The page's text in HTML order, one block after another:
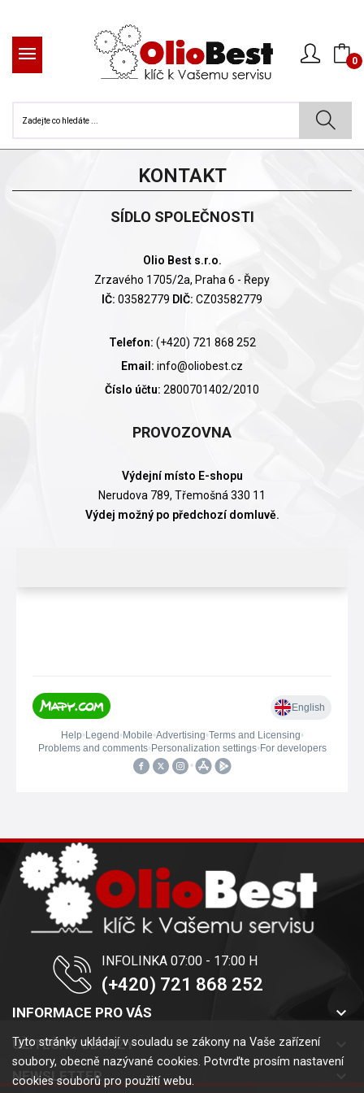
0
KONTAKT
SÍDLO SPOLEČNOSTI
Olio Best s.r.o.
Zrzavého 1705/2a, Praha 6 - Řepy
IČ: 03582779 DIČ: CZ03582779
Telefon: (+420) 721 868 252
Email: info@oliobest.cz
Číslo účtu: 2800701402/2010
PROVOZOVNA
Výdejní místo E-shopu
Nerudova 789, Třemošná 330 11
Výdej možný po předchozí domluvě.
INFOLINKA 07:00 - 17:00 H
(+420) 721 868 252
INFORMACE PRO VÁS keyboard_arrow_down
UŽITEČNÉ ODKAZY
NEWSLETTER
Tyto stránky ukládají v souladu se zákony na Vaše zařízení
soubory, obecně nazývané cookies. Potvrďte prosím nastavení
cookies souborů pro použití webu.